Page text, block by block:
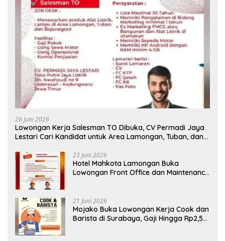
26 Juni 2026
Lowongan Kerja Salesman TO Dibuka, CV Permadi Jaya
Lestari Cari Kandidat untuk Area Lamongan, Tuban, dan
23 Juni 2026
Hotel Mahkota Lamongan Buka
Lowongan Front Office dan Maintenance
21 Juni 2026
Mojako Buka Lowongan Kerja Cook dan
Barista di Surabaya, Gaji Hingga Rp2,5